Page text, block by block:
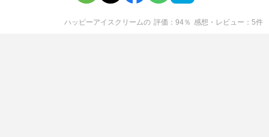
ハッピーアイスクリームの 評価 94％ 感想・レビュー 5件